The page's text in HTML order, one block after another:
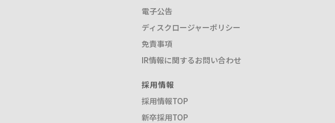
電子公告
ディスクロージャーポリシー
免責事項
IR情報に関するお問い合わせ
採用情報
採用情報TOP
新卒採用TOP